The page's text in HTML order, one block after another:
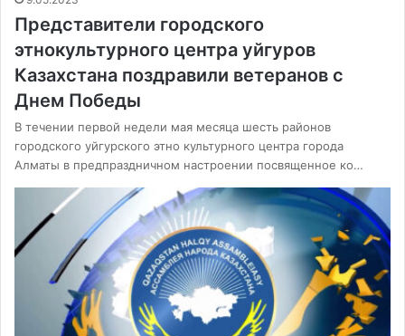
Представители городского
этнокультурного центра уйгуров
Казахстана поздравили ветеранов с
Днем Победы
В течении первой недели мая месяца шесть районов
городского уйгурского этно культурного центра города
Алматы в предпраздничном настроении посвященное ко…